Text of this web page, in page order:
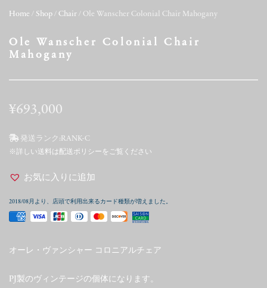
Home / Shop / Chair / Ole Wanscher Colonial Chair Mahogany
Ole Wanscher Colonial Chair
Mahogany
¥693,000
発送ランク: RANK-C
※詳しい送料は配送ポリシーをご覧ください
お気に入りに追加
2018/08月より、店頭で利用出来るカード種類が増えました。
オーレ・ヴァンシャー コロニアルチェア
PJ製のヴィンテージの個体になります。